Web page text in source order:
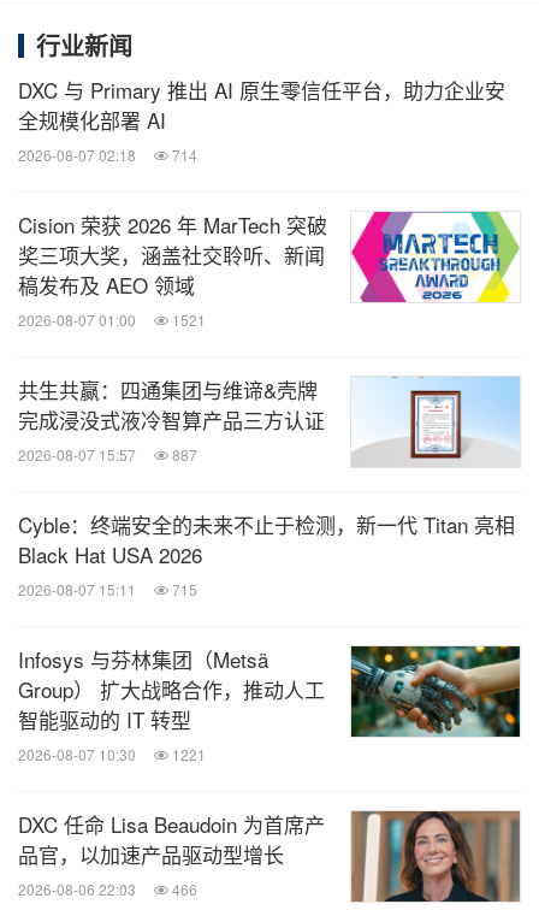
行业新闻
DXC 与 Primary 推出 AI 原生零信任平台，助力企业安
全规模化部署 AI
2026-08-07 02:18 714
Cision 荣获 2026 年 MarTech 突破
奖三项大奖，涵盖社交聆听、新闻
稿发布及 AEO 领域
2026-08-07 01:00 1521
共生共赢：四通集团与维谛&壳牌
完成浸没式液冷智算产品三方认证
2026-08-07 15:57 887
Cyble：终端安全的未来不止于检测，新一代 Titan 亮相
Black Hat USA 2026
2026-08-07 15:11 715
Infosys 与芬林集团（Metsä
Group） 扩大战略合作，推动人工
智能驱动的 IT 转型
2026-08-07 10:30 1221
DXC 任命 Lisa Beaudoin 为首席产
品官，以加速产品驱动型增长
2026-08-06 22:03 466